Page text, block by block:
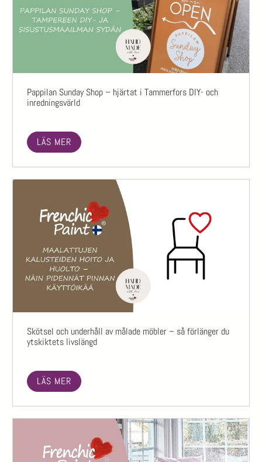
Pappilan Sunday Shop – hjärtat i Tammerfors DIY- och
inredningsvärld
LÄS MER
Skötsel och underhåll av målade möbler – så förlänger du
ytskiktets livslängd
LÄS MER